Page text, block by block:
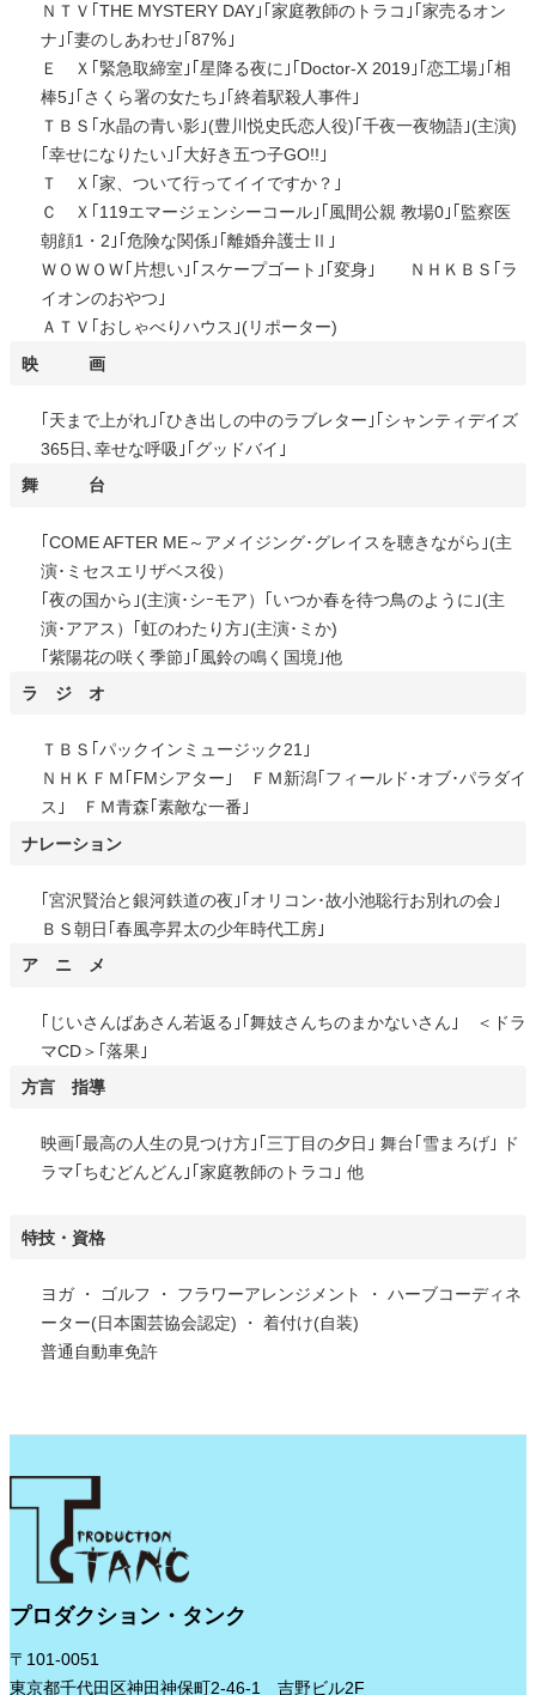
ＮＴＶ｢THE MYSTERY DAY｣｢家庭教師のトラコ｣｢家売るオン
ナ｣｢妻のしあわせ｣｢87％｣
Ｅ Ｘ｢緊急取締室｣｢星降る夜に｣｢Doctor-X 2019｣｢恋工場｣｢相
棒5｣｢さくら署の女たち｣｢終着駅殺人事件｣
ＴＢＳ｢水晶の青い影｣(豊川悦史氏恋人役)｢千夜一夜物語｣(主演)
｢幸せになりたい｣｢大好き五つ子GO!!｣
Ｔ Ｘ｢家、ついて行ってイイですか？｣
Ｃ Ｘ｢119エマージェンシーコール｣｢風間公親 教場0｣｢監察医
朝顔1・2｣｢危険な関係｣｢離婚弁護士Ⅱ｣
ＷＯＷＯＷ｢片想い｣｢スケープゴート｣｢変身｣ ＮＨＫＢＳ｢ラ
イオンのおやつ｣
ＡＴＶ｢おしゃべりハウス｣(リポーター)
映 画
｢天まで上がれ｣｢ひき出しの中のラブレター｣｢シャンティデイズ
365日､幸せな呼吸｣｢グッドバイ｣
舞 台
｢COME AFTER ME～アメイジング･グレイスを聴きながら｣(主
演･ミセスエリザベス役）
｢夜の国から｣(主演･シｰモア）｢いつか春を待つ鳥のように｣(主
演･アアス）｢虹のわたり方｣(主演･ミか)
｢紫陽花の咲く季節｣｢風鈴の鳴く国境｣他
ラ ジ オ
ＴＢＳ｢パックインミュージック21｣
ＮＨＫＦＭ｢FMシアター｣ ＦＭ新潟｢フィールド･オブ･パラダイ
ス｣ ＦＭ青森｢素敵な一番｣
ナレーション
｢宮沢賢治と銀河鉄道の夜｣｢オリコン･故小池聡行お別れの会｣
ＢＳ朝日｢春風亭昇太の少年時代工房｣
ア ニ メ
｢じいさんばあさん若返る｣｢舞妓さんちのまかないさん｣ ＜ドラ
マCD＞｢落果｣
方言 指導
映画｢最高の人生の見つけ方｣｢三丁目の夕日｣ 舞台｢雪まろげ｣ ド
ラマ｢ちむどんどん｣｢家庭教師のトラコ｣ 他
特技・資格
ヨガ ・ ゴルフ ・ フラワーアレンジメント ・ ハーブコーディネ
ーター(日本園芸協会認定) ・ 着付け(自装)
普通自動車免許
プロダクション・タンク
〒101-0051
東京都千代田区神田神保町2-46-1 吉野ビル2F